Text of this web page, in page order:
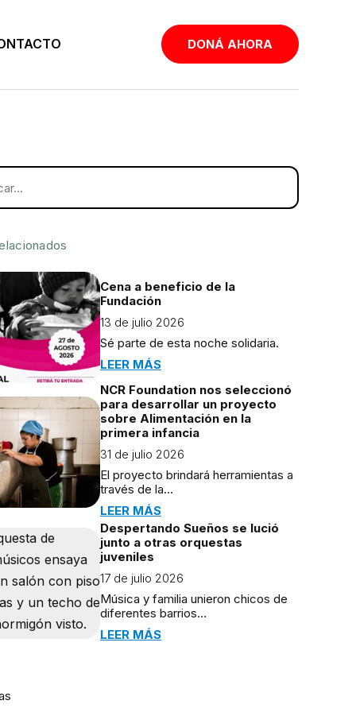
DONÁ AHORA
Cena a beneficio de la
Fundación
13 de julio 2026
Sé parte de esta noche solidaria.
LEER MÁS
NCR Foundation nos seleccionó
para desarrollar un proyecto
sobre Alimentación en la
primera infancia
31 de julio 2026
El proyecto brindará herramientas a
través de la…
LEER MÁS
Despertando Sueños se lució
junto a otras orquestas
juveniles
17 de julio 2026
Música y familia unieron chicos de
diferentes barrios…
LEER MÁS